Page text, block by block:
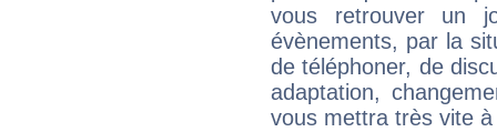
vous retrouver un
évènements, par la
de téléphoner, de
adaptation,
vous mettra très vite